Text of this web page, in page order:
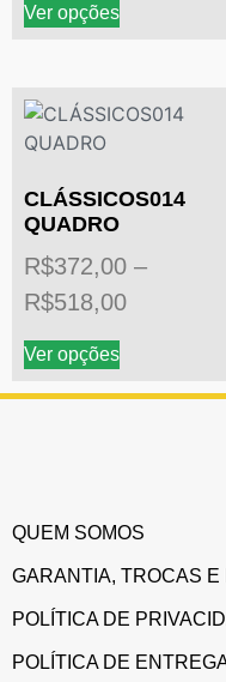
Ver opções
CLÁSSICOS014
QUADRO
R$372,00 –
R$518,00
Ver opções
QUEM SOMOS
GARANTIA, TROCAS E
POLÍTICA DE
POLÍTICA DE